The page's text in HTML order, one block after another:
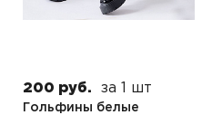
200 руб. за 1 шт
Гольфины белые